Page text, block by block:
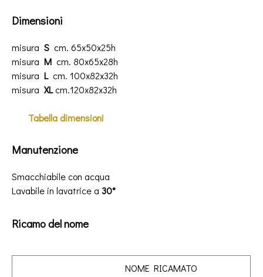
Dimensioni
misura S cm. 65x50x25h
misura M cm. 80x65x28h
misura L cm. 100x82x32h
misura XLcm.120x82x32h
Tabelladimensioni
Manutenzione
Smacchiabile con acqua
Lavabile in lavatrice a 30°
Ricamo del nome
NOME RICAMATO